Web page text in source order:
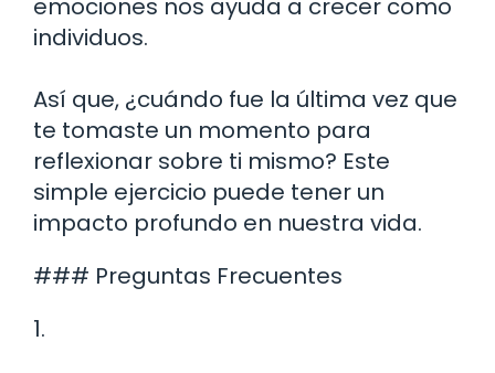
emociones nos ayuda a crecer como
individuos.
Así que, ¿cuándo fue la última vez que
te tomaste un momento para
reflexionar sobre ti mismo? Este
simple ejercicio puede tener un
impacto profundo en nuestra vida.
### Preguntas Frecuentes
1.